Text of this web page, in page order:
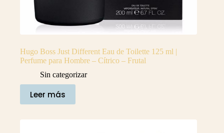
Hugo Boss Just Different Eau de Toilette 125 ml |
Perfume para Hombre – Cítrico – Frutal
Sin categorizar
Leer más